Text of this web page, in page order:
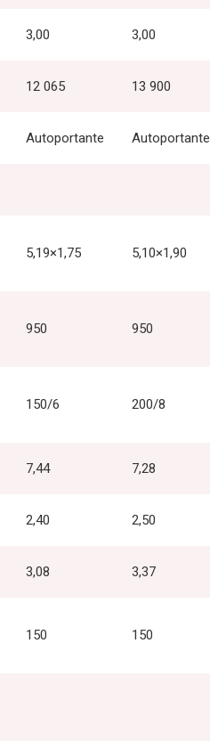
3,00 3,00
12 065 13 900
Autoportante Autoportante
5,19×1,75 5,10×1,90
950 950
150/6 200/8
7,44 7,28
2,40 2,50
3,08 3,37
150 150